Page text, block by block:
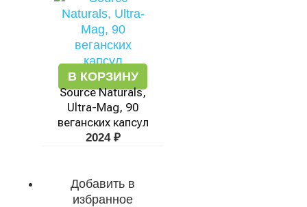
В КОРЗИНУ
Source Naturals,
Ultra-Mag, 90
веганских капсул
2024 ₽
Добавить в
избранное